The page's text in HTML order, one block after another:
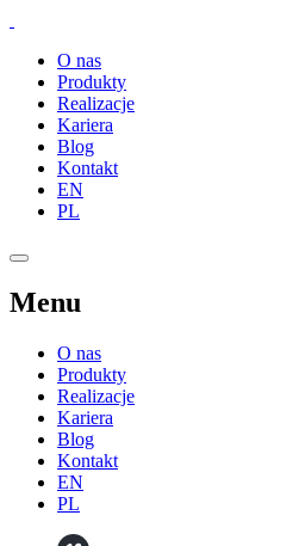
O nas
Produkty
Realizacje
Kariera
Blog
Kontakt
EN
PL
Menu
O nas
Produkty
Realizacje
Kariera
Blog
Kontakt
EN
PL